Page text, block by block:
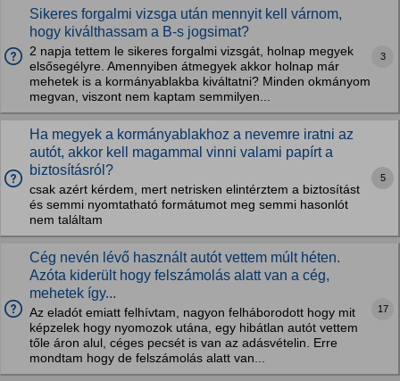
Sikeres forgalmi vizsga után mennyit kell várnom,
hogy kiválthassam a B-s jogsimat?
2 napja tettem le sikeres forgalmi vizsgát, holnap megyek
elsősegélyre. Amennyiben átmegyek akkor holnap már
mehetek is a kormányablakba kiváltatni? Minden okmányom
megvan, viszont nem kaptam semmilyen...
3
Ha megyek a kormányablakhoz a nevemre iratni az
autót, akkor kell magammal vinni valami papírt a
biztosításról?
csak azért kérdem, mert netrisken elintérztem a biztosítást
és semmi nyomtatható formátumot meg semmi hasonlót
nem találtam
5
Cég nevén lévő használt autót vettem múlt héten.
Azóta kiderült hogy felszámolás alatt van a cég,
mehetek így...
Az eladót emiatt felhívtam, nagyon felháborodott hogy mit
képzelek hogy nyomozok utána, egy hibátlan autót vettem
tőle áron alul, céges pecsét is van az adásvételin. Erre
mondtam hogy de felszámolás alatt van...
17